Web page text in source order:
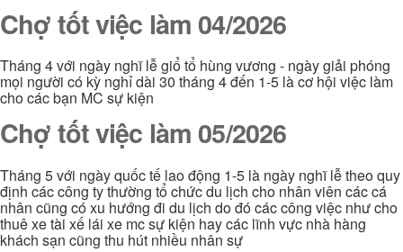
Chợ tốt việc làm 04/2026
Tháng 4 với ngày nghĩ lễ giổ tổ hùng vương - ngày giải phóng
mọi người có kỳ nghỉ dài 30 tháng 4 đến 1-5 là cơ hội việc làm
cho các bạn MC sự kiện
Chợ tốt việc làm 05/2026
Tháng 5 với ngày quốc tế lao động 1-5 là ngày nghĩ lễ theo quy
định các công ty thường tổ chức du lịch cho nhân viên các cá
nhân cũng có xu hướng đi du lịch do đó các công việc như cho
thuê xe tài xế lái xe mc sự kiện hay các lĩnh vực nhà hàng
khách sạn cũng thu hút nhiều nhân sự